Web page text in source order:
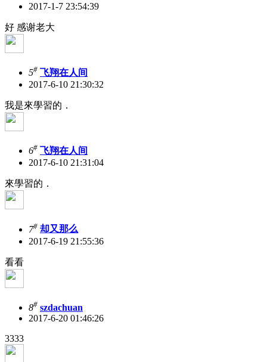
2017-1-7 23:54:39
好 感谢老大
5# 飞翔在人间
2017-6-10 21:30:32
我是來學習的．
6#
飞翔在人间
2017-6-10 21:31:04
來學習的．
7# 却又那么
2017-6-19 21:55:36
看看
8# szdachuan
2017-6-20 01:46:26
3333